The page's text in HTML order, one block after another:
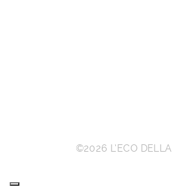
©2026 L’ECO